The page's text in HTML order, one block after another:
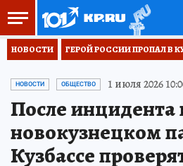
НОВОСТИ ГЕРОЙ РОССИИ ПРОПАЛ В
НОВОСТИ ОБЩЕСТВО 1 июля 2026
После инцидента
новокузнецком
Кузбассе